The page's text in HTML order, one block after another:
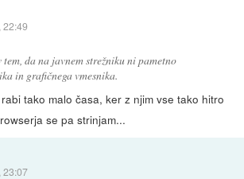
22:49
tem, da na javnem strežniku ni pametno
in grafičnega vmesnika.
tako malo časa, ker z njim vse tako hitro
se pa strinjam...
23:07